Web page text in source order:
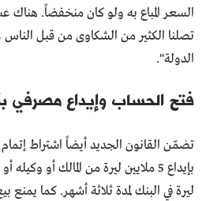
السعر المباع به ولو كان منخفضاً. هناك
تصلنا الكثير من الشكاوى من قبل الناس
الدولة".
فتح الحساب وإيداع مصرفي بقيمة 5
تضمّن القانون الجديد أيضاً اشتراط
ليرة في البنك لمدة ثلاثة أشهر. كما يمنع